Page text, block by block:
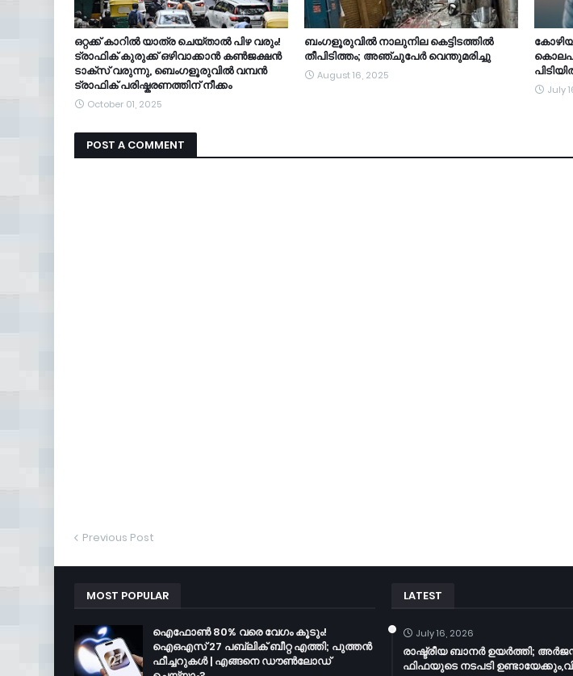
ഒറ്റക്ക് കാറിൽ യാത്ര ചെയ്താൽ പിഴ വരും!
ട്രാഫിക് കുരുക്ക് ഒഴിവാക്കാൻ കൺജക്ഷൻ
ടാക്സ് വരുന്നു, ബെംഗളൂരുവിൽ വമ്പൻ
ട്രാഫിക് പരിഷ്കരണത്തിന് നീക്കം
October 01, 2025
ബംഗളൂരുവിൽ നാലുനില കെട്ടിടത്തിൽ
തീപിടിത്തം; അഞ്ചുപേർ വെന്തുമരിച്ചു
August 16, 2025
July
POST A COMMENT
Previous Post
MOST POPULAR
ഐഫോൺ 80% വരെ വേഗം കൂടും!
ഐഒഎസ് 27 പബ്ലിക് ബീറ്റ എത്തി; പുത്തൻ
ഫീച്ചറുകൾ | എങ്ങനെ ഡൗൺലോഡ്
LATEST
July 16, 2026
രാഷ്ട്രീയ ബാനർ ഉയർത്തി;
ഫിഫയുടെ നടപടി